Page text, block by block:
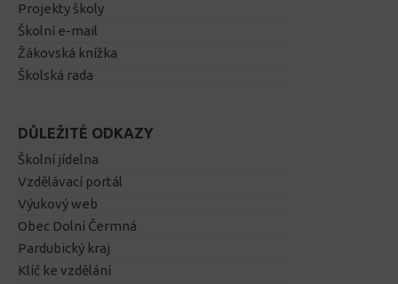
Projekty školy
Školní e-mail
Žákovská knížka
Školská rada
DŮLEŽITÉ ODKAZY
Školní jídelna
Vzdělávací portál
Výukový web
Obec Dolní Čermná
Pardubický kraj
Klíč ke vzdělání